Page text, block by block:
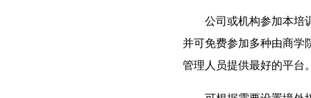
公司或机构参加本培
并可免费参加多种由商学
管理人员提供最好的平台